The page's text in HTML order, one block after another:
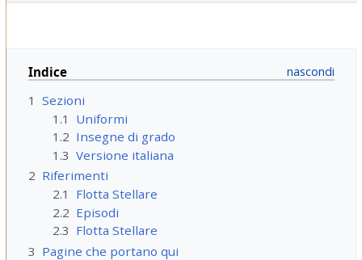
Indice
1 Sezioni
1.1
Uniformi
1.2 Insegne di grado
1.3 Versione italiana
2 Riferimenti
2.1
Flotta Stellare
2.2 Episodi
2.3 Flotta Stellare
3 Pagine che portano qui